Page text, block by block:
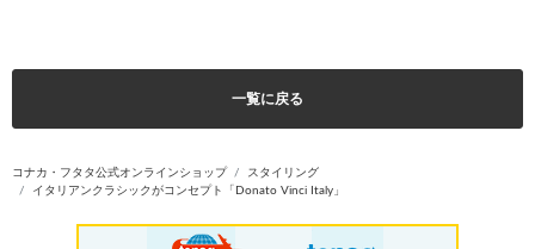
一覧に戻る
コナカ・フタタ公式オンラインショップ
スタイリング
イタリアンクラシックがコンセプト「Donato Vinci Italy」